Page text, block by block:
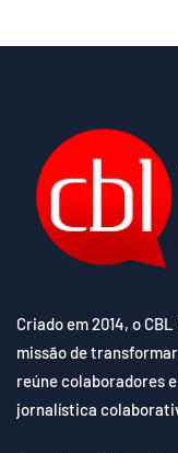
Criado em 2014, o
missão de
reúne colaboradores
jornalística